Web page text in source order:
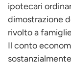
ipotecari
dimostrazione
rivolto a
Il conto